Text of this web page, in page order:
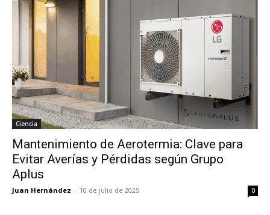
Ciencia
Mantenimiento de Aerotermia: Clave para
Evitar Averías y Pérdidas según Grupo
Aplus
Juan Hernández - 10 de julio de 2025 0